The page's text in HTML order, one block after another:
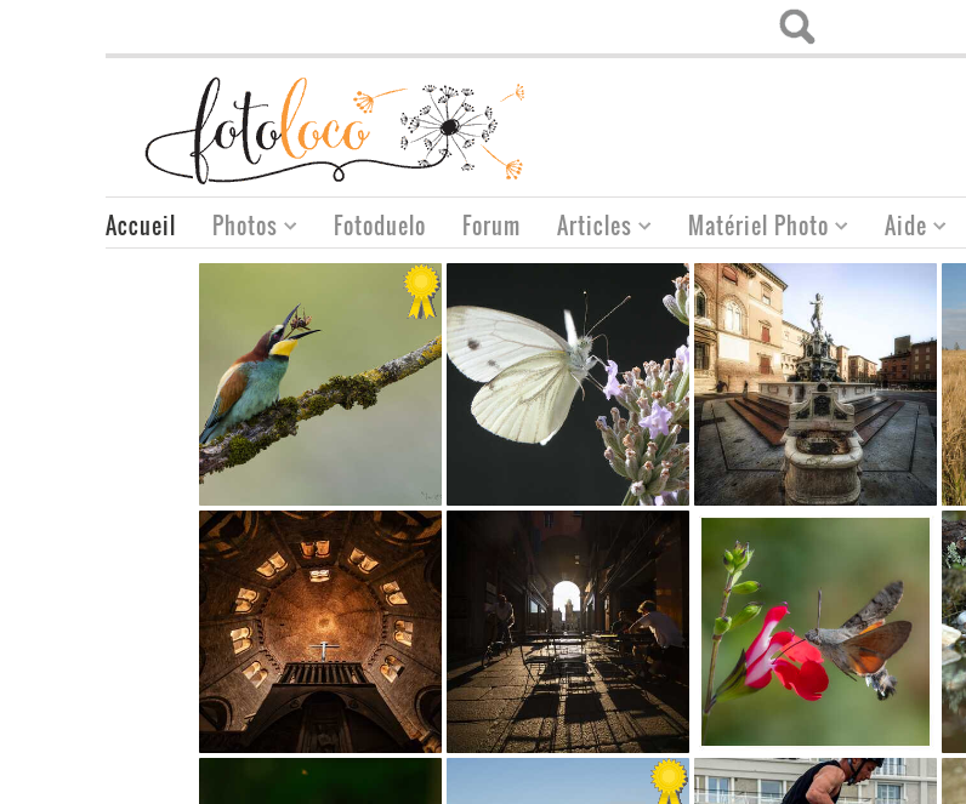
Accueil Photos Fotoduelo Forum Articles Matériel Photo Aide